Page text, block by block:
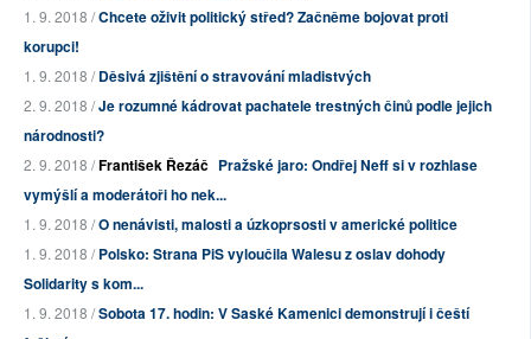
1. 9. 2018 /Chcete oživit politický střed? Začněme bojovat proti
korupci!
1. 9. 2018 /Děsivá zjištění o stravování mladistvých
2. 9. 2018 /Je rozumné kádrovat pachatele trestných činů podle jejich
národnosti?
2. 9. 2018 /František Řezáč Pražské jaro: Ondřej Neff si v rozhlase
vymýšlí a moderátoři ho nek...
1. 9. 2018 /O nenávisti, malosti a úzkoprsosti v americké politice
1. 9. 2018 /Polsko: Strana PiS vyloučila Walesu z oslav dohody
Solidarity s kom...
1. 9. 2018 /Sobota 17. hodin: V Saské Kamenici demonstrují i čeští